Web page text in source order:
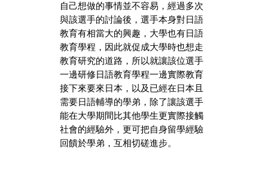
自己想做的事情並不容易，經過多次
與該選手的討論後，選手本身對日語
教育有相當大的興趣，大學也有日語
教育學程，因此就促成大學時也想走
教育研究的道路，所以就讓該位選手
一邊研修日語教育學程一邊實際教育
接下來要來日本，以及已經在日本且
需要日語輔導的學弟，除了讓該選手
能在大學期間比其他學生更實際接觸
社會的經驗外，更可把自身留學經驗
回饋於學弟，互相切磋進步。